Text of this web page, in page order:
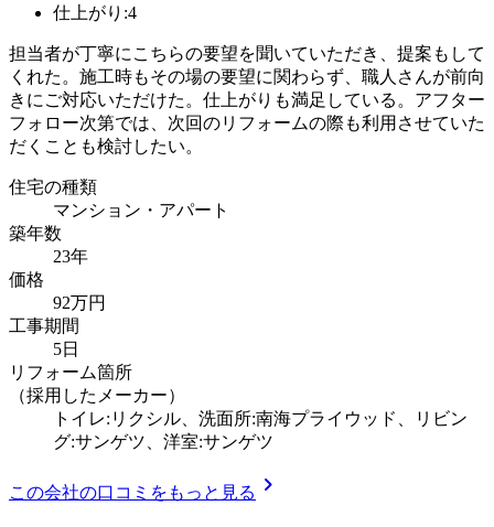
仕上がり:4
担当者が丁寧にこちらの要望を聞いていただき、提案もして
くれた。施工時もその場の要望に関わらず、職人さんが前向
きにご対応いただけた。仕上がりも満足している。アフター
フォロー次第では、次回のリフォームの際も利用させていた
だくことも検討したい。
住宅の種類
マンション・アパート
築年数
23年
価格
92万円
工事期間
5日
リフォーム箇所
（採用したメーカー）
トイレ:リクシル、洗面所:南海プライウッド、リビン
グ:サンゲツ、洋室:サンゲツ
この会社の口コミをもっと見る chevron_right